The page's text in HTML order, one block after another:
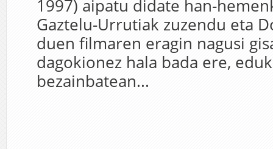
1997) aipatu didate han-
Gaztelu-Urrutiak zuzendu eta
duen filmaren eragin nagusi
dagokionez hala bada ere,
bezainbatean...